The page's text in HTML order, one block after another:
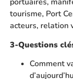
portuaires,
tourisme, Port
acteurs, relation
3-Questions
Comment